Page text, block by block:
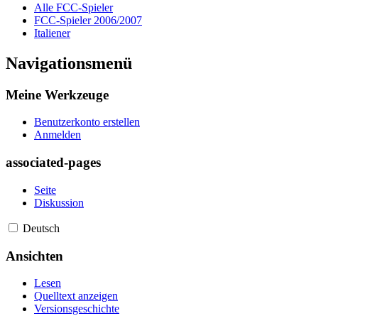
Alle FCC-Spieler
FCC-Spieler 2006/2007
Italiener
Navigationsmenü
Meine Werkzeuge
Benutzerkonto erstellen
Anmelden
associated-pages
Seite
Diskussion
Deutsch
Ansichten
Lesen
Quelltext anzeigen
Versionsgeschichte